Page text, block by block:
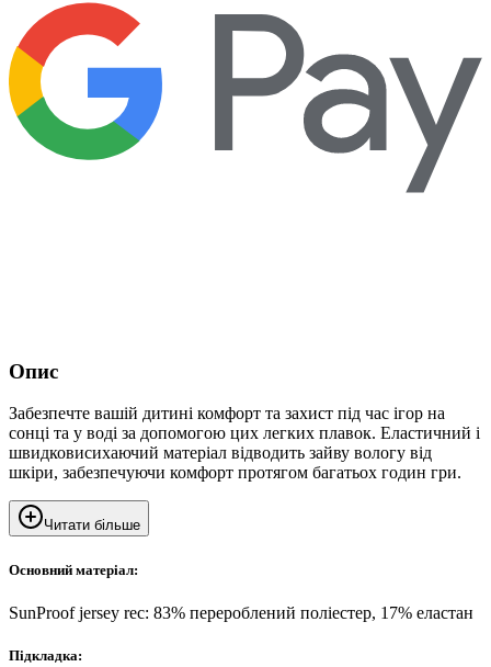
Опис
Забезпечте вашій дитині комфорт та захист під час ігор на
сонці та у воді за допомогою цих легких плавок. Еластичний і
швидковисихаючий матеріал відводить зайву вологу від
шкіри, забезпечуючи комфорт протягом багатьох годин гри.
Читати більше
Основний матеріал:
SunProof jersey rec: 83% перероблений поліестер, 17% еластан
Підкладка: